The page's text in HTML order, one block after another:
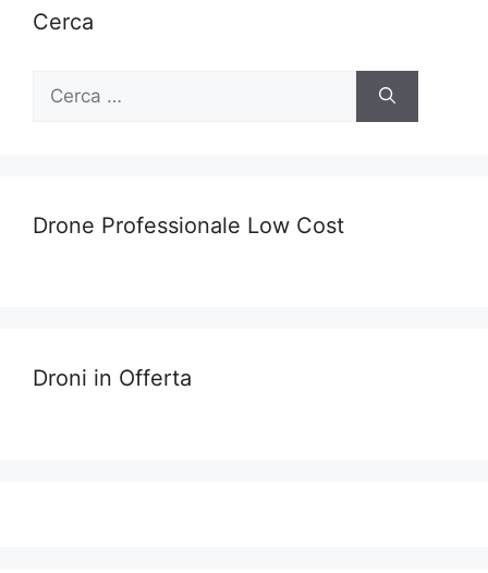
Cerca
Ricerca
Drone Professionale Low Cost
Droni in Offerta